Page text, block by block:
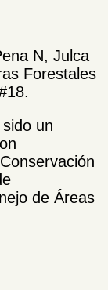
N, Julca
Forestales
un
de Áreas